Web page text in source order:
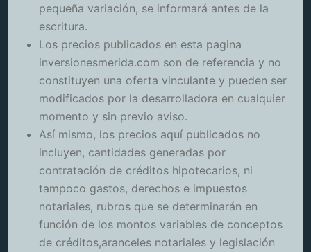
pequeña variación, se informará antes de la
escritura.
Los precios publicados en esta pagina
inversionesmerida.com son de referencia y no
constituyen una oferta vinculante y pueden ser
modificados por la desarrolladora en cualquier
momento y sin previo aviso.
Así mismo, los precios aquí publicados no
incluyen, cantidades generadas por
contratación de créditos hipotecarios, ni
tampoco gastos, derechos e impuestos
notariales, rubros que se determinarán en
función de los montos variables de conceptos
de créditos,aranceles notariales y legislación